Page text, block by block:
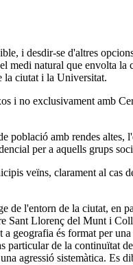
i desdir-se d'altres
natural que envolta
la ciutat i la Universitat.
i no exclusivament amb
amb rendes altes,
per a aquells grups
veïns, clarament al cas
l'entorn de la ciutat, en
Llorenç del Munt i
és format per
particular de la continuïtat
agressió sistemàtica.